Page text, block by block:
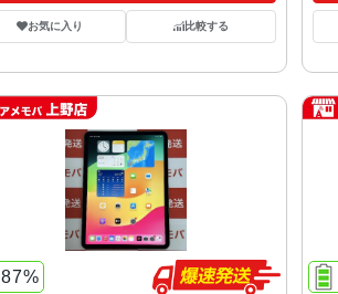
お気に入り 比較する
87%